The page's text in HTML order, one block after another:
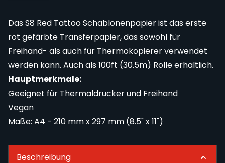
Das S8 Red Tattoo Schablonenpapier ist das erste
rot gefärbte Transferpapier, das sowohl für
Freihand- als auch für Thermokopierer verwendet
werden kann. Auch als100ft (30.5m) Rolle erhältlich.
Hauptmerkmale:
Geeignet für Thermaldrucker und Freihand
Vegan
Maße: A4 - 210 mm x 297 mm (8.5" x 11")
Beschreibung